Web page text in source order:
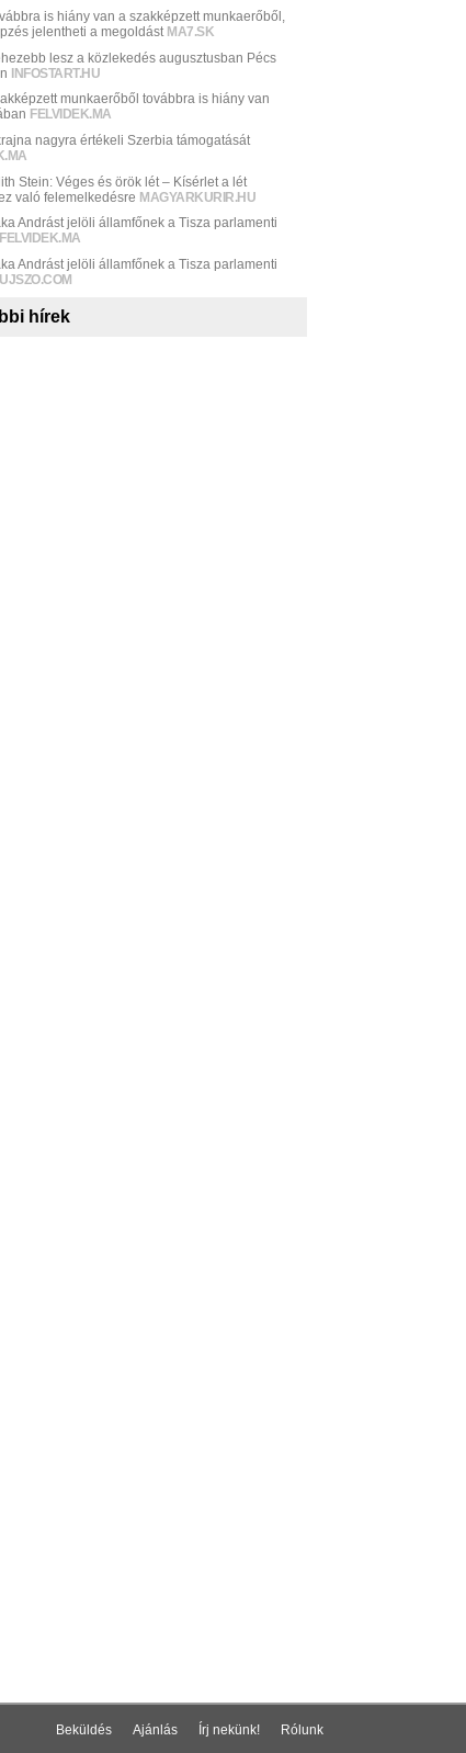
is hiány van a szakképzett munkaerőből,
jelentheti a megoldást MA7.SK
lesz a közlekedés augusztusban Pécs
INFOSTART.HU
munkaerőből továbbra is hiány van
FELVIDEK.MA
nagyra értékeli Szerbia támogatását
Stein: Véges és örök lét – Kísérlet a lét
való felemelkedésre MAGYARKURIR.HU
Andrást jelöli államfőnek a Tisza parlamenti
FELVIDEK.MA
Andrást jelöli államfőnek a Tisza parlamenti
UJSZO.COM
hírek
Beküldés Ajánlás Írj nekünk!
Rólunk